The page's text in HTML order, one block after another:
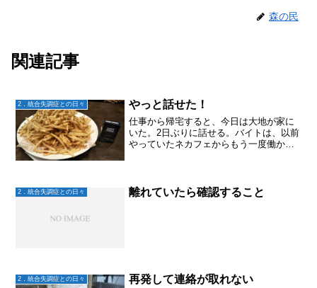
森の民
関連記事
2．統合失調症との日々 やっと話せた！
仕事から帰宅すると、今日は大地が家に
いた。2日ぶりに話せる。バイトは、以前
やっていたネカフェからもう一度働かな
イトはせずに、夕方から...
2．統合失調症との日々 離れていたら確認すること
2．統合失調症との日々 再発して連絡が取れない